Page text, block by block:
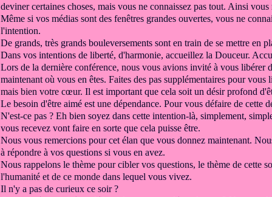
deviner certaines choses, mais vous ne connaissez pas tout. Ainsi vous
Même si vos médias sont des fenêtres grandes ouvertes, vous ne
l'intention.
De grands, très grands bouleversements sont en train de se mettre en
Dans vos intentions de liberté, d'harmonie, accueillez la Douceur.
Lors de la dernière conférence, nous vous avions invité à vous libérer
maintenant où vous en êtes. Faites des pas supplémentaires pour vous
mais bien votre cœur. Il est important que cela soit un désir profond
Le besoin d'être aimé est une dépendance. Pour vous défaire de cette
N'est-ce pas ? Eh bien soyez dans cette intention-là, simplement,
vous recevez vont faire en sorte que cela puisse être.
Nous vous remercions pour cet élan que vous donnez maintenant.
à répondre à vos questions si vous en avez.
Nous rappelons le thème pour cibler vos questions, le thème de cette
l'humanité et de ce monde dans lequel vous vivez.
Il n'y a pas de curieux ce soir ?